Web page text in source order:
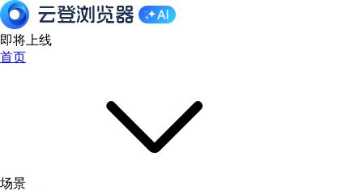
即将上线
首页
场景